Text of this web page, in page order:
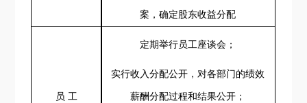
案，确定股东收益分配
员 工
定期举行员工座谈会；
实行收入分配公开，对各部门的绩效
薪酬分配过程和结果公开；